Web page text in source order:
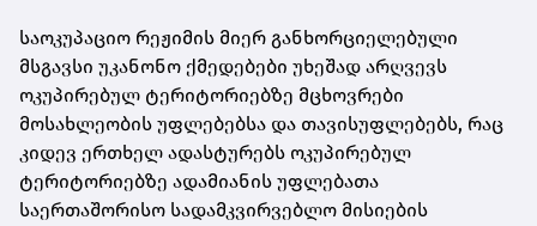
საოკუპაციო რეჟიმის მიერ განხორციელებული
მსგავსი უკანონო ქმედებები უხეშად არღვევს
ოკუპირებულ ტერიტორიებზე მცხოვრები
მოსახლეობის უფლებებსა და თავისუფლებებს, რაც
კიდევ ერთხელ ადასტურებს ოკუპირებულ
ტერიტორიებზე ადამიანის უფლებათა
საერთაშორისო სადამკვირვებლო მისიების